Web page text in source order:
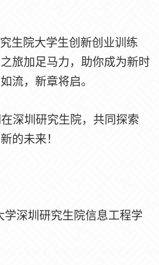
生院大学生创新创业训练
旅加足马力，助你成为新时
流，新章将启。
深圳研究生院，共同探索
的未来！
学深圳研究生院信息工程学